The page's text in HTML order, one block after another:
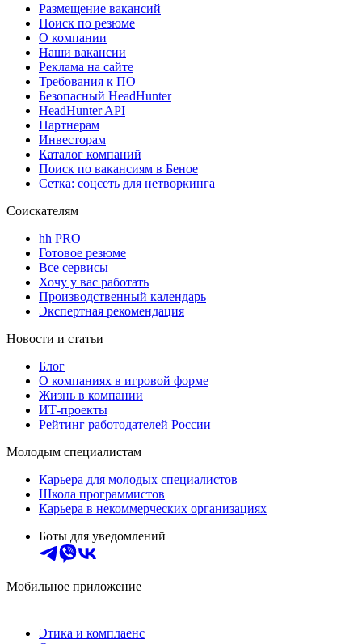
Размещение вакансий
Поиск по резюме
О компании
Наши вакансии
Реклама на сайте
Требования к ПО
Безопасный HeadHunter
HeadHunter API
Партнерам
Инвесторам
Каталог компаний
Поиск по вакансиям в Беное
Сетка: соцсеть для нетворкинга
Соискателям
hh PRO
Готовое резюме
Все сервисы
Хочу у вас работать
Производственный календарь
Экспертная рекомендация
Новости и статьи
Блог
О компаниях в игровой форме
Жизнь в компании
ИТ-проекты
Рейтинг работодателей России
Молодым специалистам
Карьера для молодых специалистов
Школа программистов
Карьера в некоммерческих организациях
Боты для уведомлений
Мобильное приложение
Этика и комплаенс